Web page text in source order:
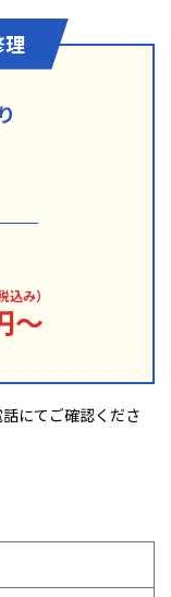
〜
込み）
話にてご確認くださ